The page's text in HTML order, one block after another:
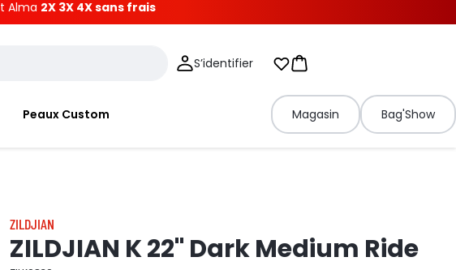
Alma 2X 3X 4X sans frais
S’identifier Mes listes d'envies
Panier
Peaux Custom Magasin Bag'Show
ZILDJIAN
ZILDJIAN K 22" Dark Medium Ride